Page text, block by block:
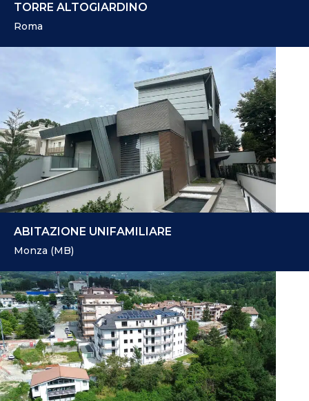
TORRE ALTOGIARDINO
Roma
ABITAZIONE UNIFAMILIARE
Monza (MB)